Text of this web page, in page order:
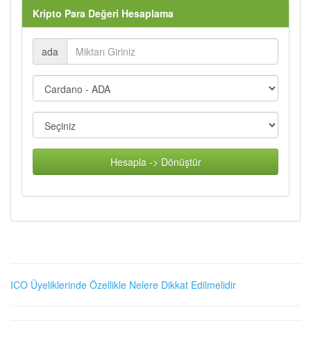
Kripto Para Değeri Hesaplama
ada
Hesapla -> Dönüştür
ICO Üyeliklerinde Özellikle Nelere Dikkat Edilmelidir